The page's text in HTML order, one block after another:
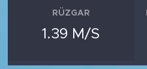
RÜZGAR
1.39 M/S